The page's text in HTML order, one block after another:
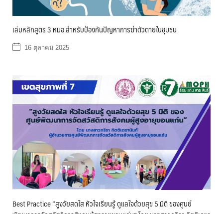
เล่มหลักสูตร 3 หมอ สำหรับป้องกันปัญหาการฆ่าตัวตายในชุมชน
16 ตุลาคม 2025
Best Practice “สูงวัยสดใส หัวใจเรียนรู้ ดูแลใจด้วยสุข 5 มิติ ของศูนย์